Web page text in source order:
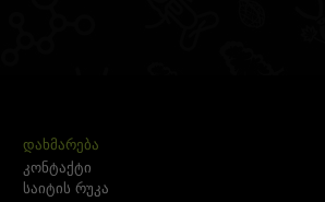
ᲓᲐᲮᲛᲐᲠᲔᲑᲐ
კონტაქტი
საიტის რუკა